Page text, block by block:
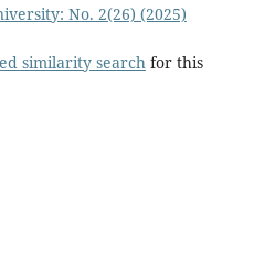
No. 2(26) (2025)
similarity searchfor this